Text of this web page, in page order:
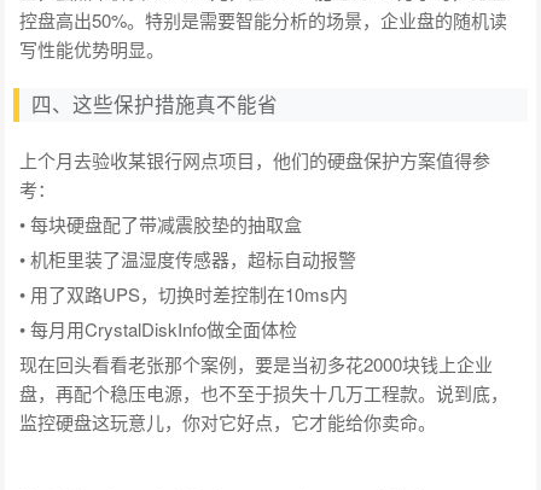
控盘高出50%。特别是需要智能分析的场景，企业盘的随机读
写性能优势明显。
四、这些保护措施真不能省
上个月去验收某银行网点项目，他们的硬盘保护方案值得参
考：
• 每块硬盘配了带减震胶垫的抽取盒
• 机柜里装了温湿度传感器，超标自动报警
• 用了双路UPS，切换时差控制在10ms内
• 每月用CrystalDiskInfo做全面体检
现在回头看看老张那个案例，要是当初多花2000块钱上企业
盘，再配个稳压电源，也不至于损失十几万工程款。说到底，
监控硬盘这玩意儿，你对它好点，它才能给你卖命。